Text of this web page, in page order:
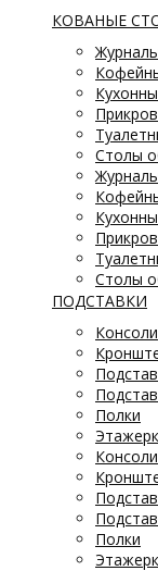
КОВАНЫЕ
Столы
Столы
ПОДСТАВКИ
Консоли
Полки
Консоли
Полки